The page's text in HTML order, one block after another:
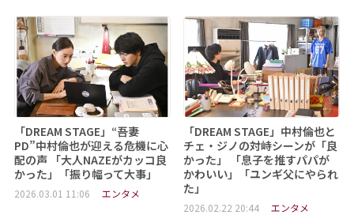
「DREAM STAGE」“吾妻
PD”中村倫也が迎える危機に心
配の声 「大人NAZEがカッコ良
かった」「振り幅って大事」
2026.03.01 11:06 エンタメ
「DREAM STAGE」中村倫也と
チェ・ジノの対峙シーンが「良
かった」 「息子を推すパパが
かわいい」「ユンギ父にやられ
た」
2026.02.22 20:44 エンタメ